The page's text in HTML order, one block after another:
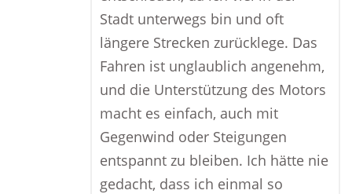
Stadt unterwegs bin und oft
längere Strecken zurücklege. Das
Fahren ist unglaublich angenehm,
und die Unterstützung des Motors
macht es einfach, auch mit
Gegenwind oder Steigungen
entspannt zu bleiben. Ich hätte nie
gedacht, dass ich einmal so